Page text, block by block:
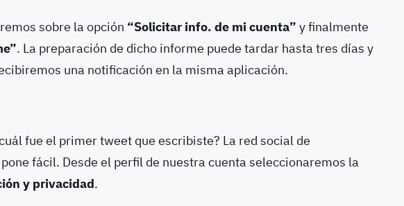
sobre la opción “Solicitar info. de mi cuenta” y finalmente
. La preparación de dicho informe puede tardar hasta tres días y
una notificación en la misma aplicación.
fue el primer tweet que escribiste? La red social de
fácil. Desde el perfil de nuestra cuenta seleccionaremos la
y privacidad.